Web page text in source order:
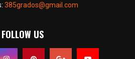
385grados@gmail.com
FOLLOW US